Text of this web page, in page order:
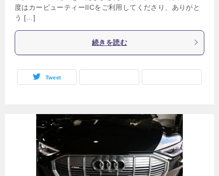
度はカービューティーIICをご利用してくださり、ありがと
う […]
続きを読む
Tweet